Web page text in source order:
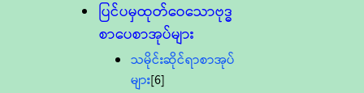
ပြင်ပမှထုတ်ဝေသောဗုဒ္ဓ
စာပေစာအုပ်များ
သမိုင်းဆိုင်ရာစာအုပ်
များ[6]